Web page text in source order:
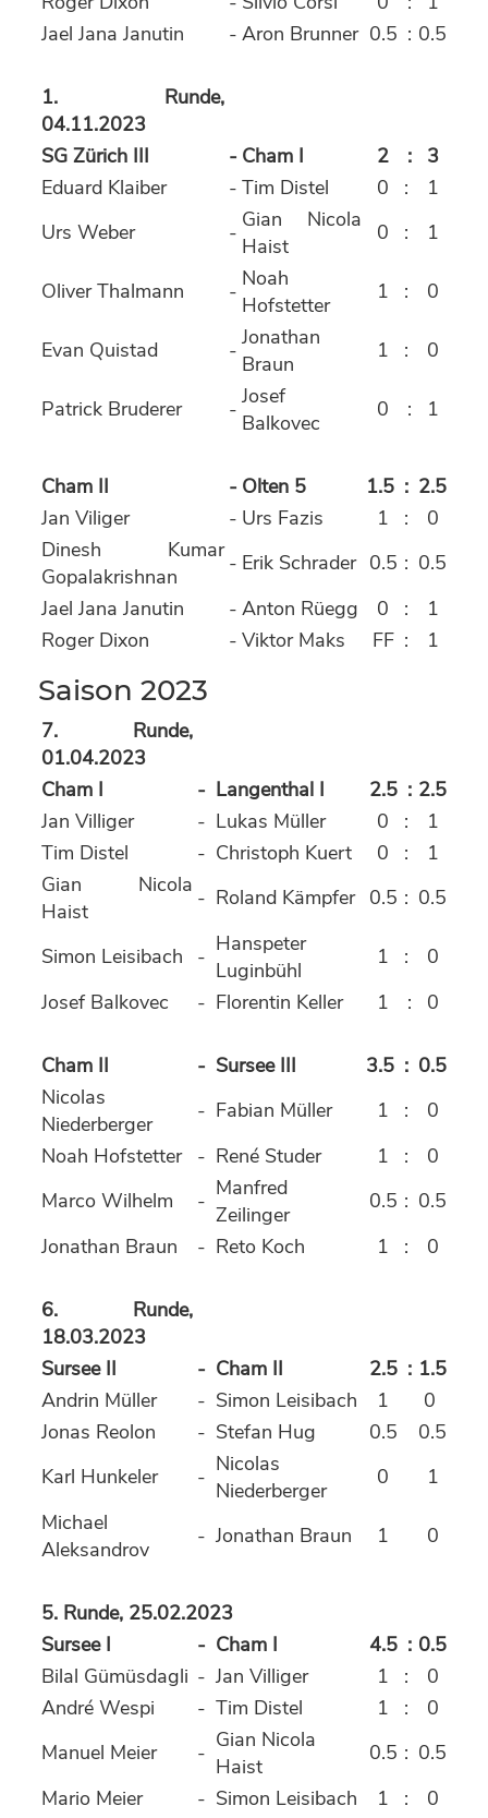
Jael Jana Janutin
- Aron Brunner 0.5 : 0.5
1. Runde,
04.11.2023
SG Zürich III
- Cham I 2 :
3
Eduard Klaiber
- Tim Distel 0 :
1
Urs Weber
- Gian Nicola
Haist
0 : 1
Oliver Thalmann - Noah
Hofstetter
1 : 0
Evan Quistad - Jonathan
Braun
1 : 0
Patrick Bruderer - Josef
Balkovec
0 : 1
Cham II - Olten 5 1.5 : 2.5
Jan Viliger
- Urs Fazis 1 :
0
Dinesh Kumar
Gopalakrishnan
- Erik Schrader 0.5 : 0.5
Jael Jana Janutin
- Anton Rüegg 0 :
1
Roger Dixon
- Viktor Maks FF : 1
Saison 2023
7. Runde,
01.04.2023
Cham I
- Langenthal I 2.5 : 2.5
Jan Villiger
- Lukas Müller 0 :
1
Tim Distel
- Christoph Kuert 0 :
1
Gian Nicola
Haist
- Roland Kämpfer 0.5 : 0.5
Simon Leisibach - Hanspeter
Luginbühl
1 :
0
Josef Balkovec
- Florentin Keller 1 : 0
Cham II - Sursee III 3.5 : 0.5
Nicolas
Niederberger
- Fabian Müller 1 :
0
Noah Hofstetter
- René Studer 1 :
0
Marco Wilhelm
- Manfred
Zeilinger
0.5 : 0.5
Jonathan Braun
- Reto Koch 1 : 0
6. Runde,
18.03.2023
Sursee II
- Cham II 2.5 : 1.5
Andrin Müller
- Simon Leisibach 1
0
Jonas Reolon
- Stefan Hug 0.5
0.5
Karl Hunkeler
- Nicolas
Niederberger
0
1
Michael
Aleksandrov
- Jonathan Braun 1 0
5. Runde, 25.02.2023
Sursee I
- Cham I 4.5 : 0.5
Bilal Gümüsdagli - Jan Villiger 1 :
0
André Wespi
- Tim Distel 1 :
0
Manuel Meier
- Gian Nicola
Haist
0.5 : 0.5
Mario Meier
- Simon Leisibach 1 :
0